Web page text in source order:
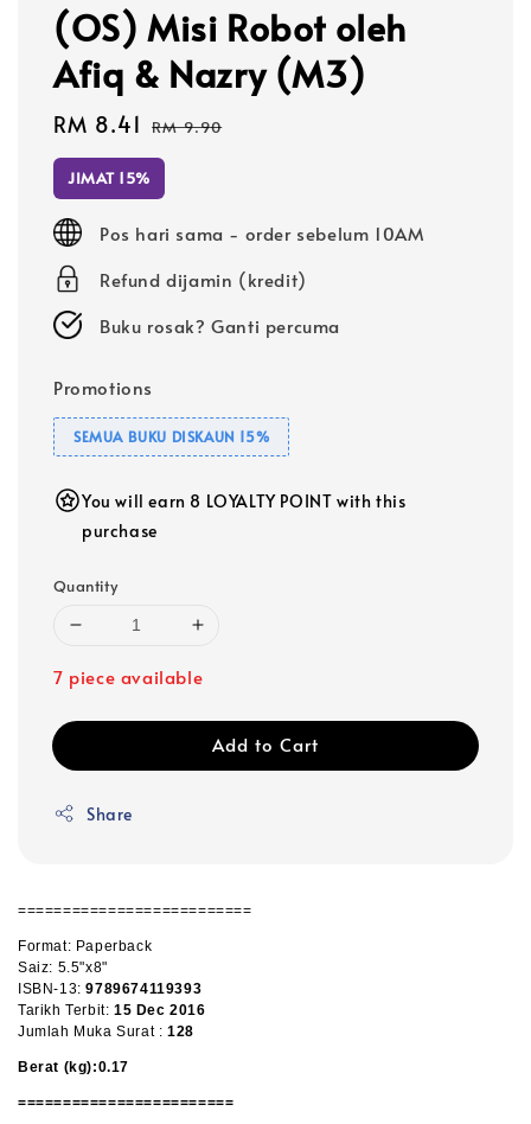
(OS) Misi Robot oleh
Afiq & Nazry (M3)
Sale
price
RM 8.41 Regular
price
RM 9.90
JIMAT 15%
Pos hari sama - order sebelum 10AM
Refund dijamin (kredit)
Buku rosak? Ganti percuma
Promotions
SEMUA BUKU DISKAUN 15%
You will earn 8 LOYALTY POINT with this
purchase
Quantity
7 piece available
Add to Cart
Share
==========================
Format: Paperback
Saiz: 5.5"x8"
ISBN-13:9789674119393
Tarikh Terbit: 15 Dec 2016
Jumlah Muka Surat : 128
Berat (kg):0.17
========================